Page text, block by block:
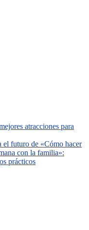
atracciones para
el futuro de «Cómo hacer
con la familia»:
prácticos